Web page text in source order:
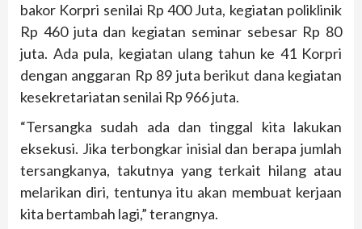
bakor Korpri senilai Rp 400 Juta, kegiatan poliklinik
Rp 460 juta dan kegiatan seminar sebesar Rp 80
juta. Ada pula, kegiatan ulang tahun ke 41 Korpri
dengan anggaran Rp 89 juta berikut dana kegiatan
kesekretariatan senilai Rp 966 juta.
“Tersangka sudah ada dan tinggal kita lakukan
eksekusi. Jika terbongkar inisial dan berapa jumlah
tersangkanya, takutnya yang terkait hilang atau
melarikan diri, tentunya itu akan membuat kerjaan
kita bertambah lagi,” terangnya.